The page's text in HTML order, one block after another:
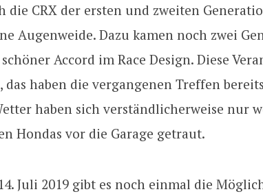
die CRX der ersten und zweiten
Augenweide. Dazu kamen noch zwei
Accord im Race Design. Diese
das haben die vergangenen Treffen
haben sich verständlicherweise nur
Hondas vor die Garage getraut.
Juli 2019 gibt es noch einmal die